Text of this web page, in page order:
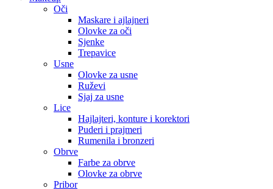
Oči
Maskare i ajlajneri
Olovke za oči
Sjenke
Trepavice
Usne
Olovke za usne
Ruževi
Sjaj za usne
Lice
Hajlajteri, konture i korektori
Puderi i prajmeri
Rumenila i bronzeri
Obrve
Farbe za obrve
Olovke za obrve
Pribor